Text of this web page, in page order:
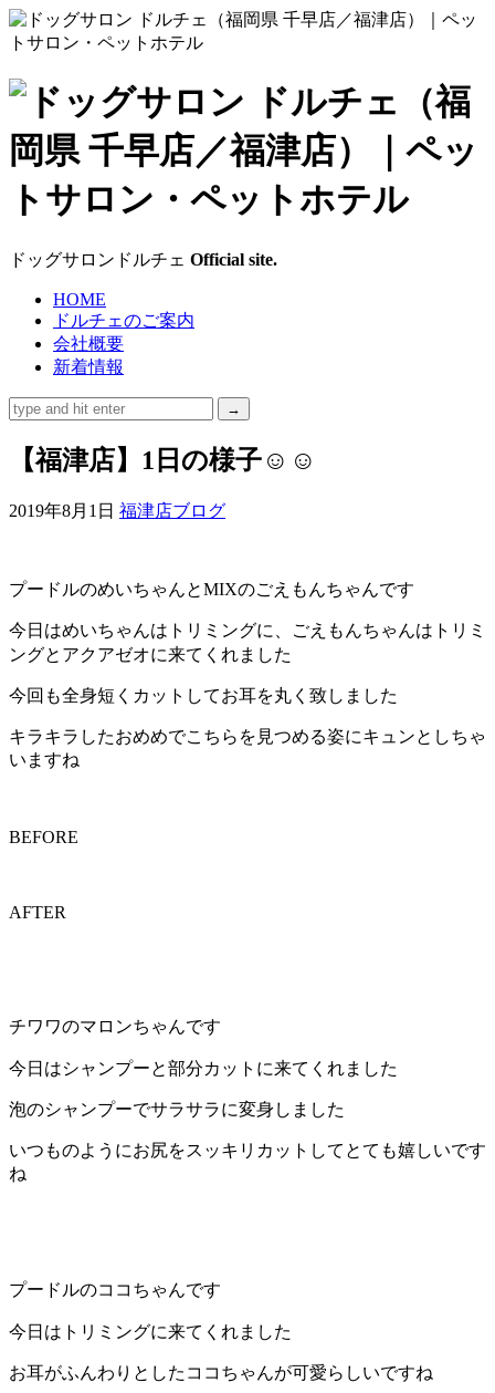
ド
ッ
グ
サ
ロ
ン
ド
ル
（福
岡
県
千
早
店
福
店）
｜
ペ
ッ
サ
ロ
ン・
ドッグサロンドルチェ Official site.
HOME
ドルチェのご案内
会社概要
新着情報
【福津店】1日の様子☺☺
2019年8月1日 福津店ブログ
プードルのめいちゃんとMIXのごえもんちゃんです
今日はめいちゃんはトリミングに、ごえもんちゃんはトリミ
ングとアクアゼオに来てくれました
今回も全身短くカットしてお耳を丸く致しました
キラキラしたおめめでこちらを見つめる姿にキュンとしちゃ
いますね
BEFORE
AFTER
チワワのマロンちゃんです
今日はシャンプーと部分カットに来てくれました
泡のシャンプーでサラサラに変身しました
いつものようにお尻をスッキリカットしてとても嬉しいです
ね
プードルのココちゃんです
今日はトリミングに来てくれました
お耳がふんわりとしたココちゃんが可愛らしいですね